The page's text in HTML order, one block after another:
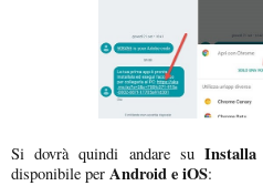
Si dovrà quindi andare su
disponibile per Android e iOS: